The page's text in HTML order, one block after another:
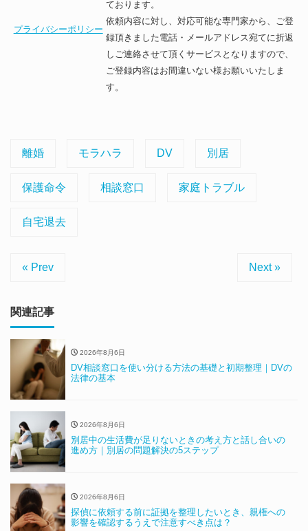
プライバシーポリシー
ております。
依頼内容に対し、対応可能な専門家から、ご登
録頂きました電話・メールアドレス宛てに折返
しご連絡させて頂くサービスとなりますので、
ご登録内容はお間違いない様お願いいたしま
す。
離婚 モラハラ DV 別居
保護命令 相談窓口 家庭トラブル
自宅退去
« Prev Next »
関連記事
2026年8月6日
DV相談窓口を使い分ける方法の基礎と初期整理｜DVの
法律の基本
2026年8月6日
別居中の生活費が足りないときの考え方と話し合いの
進め方｜別居の問題解決の5ステップ
2026年8月6日
探偵に依頼する前に証拠を整理したいとき、親権への
影響を確認するうえで注意すべき点は？